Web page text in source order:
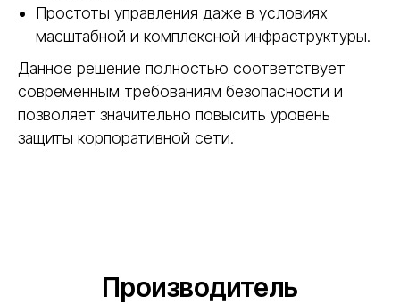
Простоты управления даже в условиях
масштабной и комплексной инфраструктуры.
Данное решение полностью соответствует
современным требованиям безопасности и
позволяет значительно повысить уровень
защиты корпоративной сети.
Производитель